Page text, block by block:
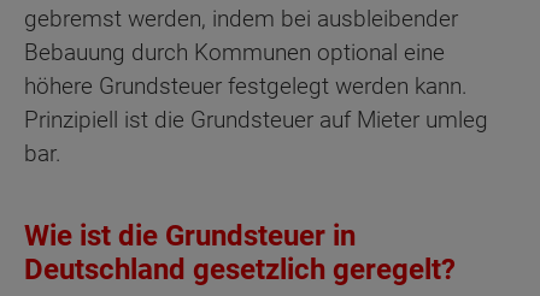
gebremst werden, indem bei ausbleibender
Bebauung durch Kommunen optional eine
höhere Grundsteuer festgelegt werden kann.
Prinzipiell ist die Grundsteuer auf Mieter umleg
bar.
Wie ist die Grundsteuer in
Deutschland gesetzlich geregelt?